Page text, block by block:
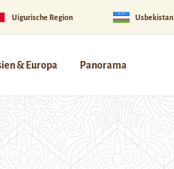
Uigurische Region Usbekistan
& Europa Panorama